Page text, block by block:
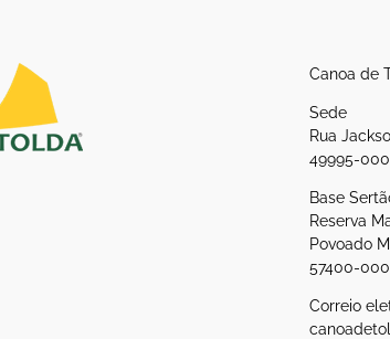
Canoa de
Sede
Rua
49995-
Base
Reserva
Povoado
57400-000
Correio